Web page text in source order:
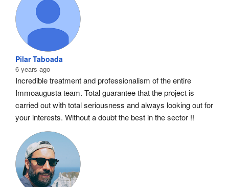
Pilar Taboada
6 years ago
Incredible treatment and professionalism of the entire
Immoaugusta team. Total guarantee that the project is
carried out with total seriousness and always looking out for
your interests. Without a doubt the best in the sector !!